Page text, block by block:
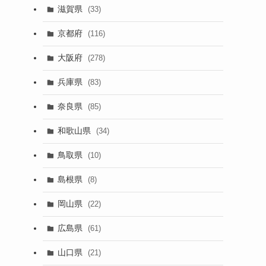
滋賀県 (33)
京都府 (116)
大阪府 (278)
兵庫県 (83)
奈良県 (85)
和歌山県 (34)
鳥取県 (10)
島根県 (8)
岡山県 (22)
広島県 (61)
山口県 (21)